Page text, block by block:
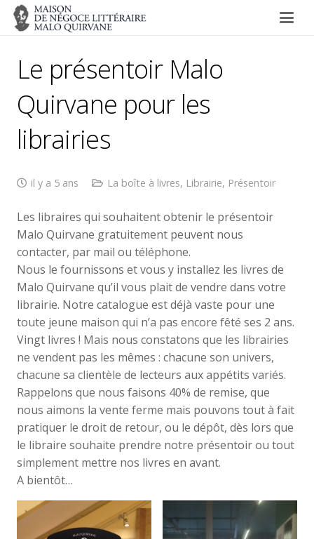
Le présentoir Malo
Quirvane pour les
librairies
il y a 5 ans La boîte à livres, Librairie, Présentoir
Les libraires qui souhaitent obtenir le présentoir
Malo Quirvane gratuitement peuvent nous
contacter, par mail ou téléphone.
Nous le fournissons et vous y installez les livres de
Malo Quirvane qu’il vous plait de vendre dans votre
librairie. Notre catalogue est déjà vaste pour une
toute jeune maison qui n’a pas encore fêté ses 2 ans.
Vingt livres ! Mais nous constatons que les librairies
ne vendent pas les mêmes : chacune son univers,
chacune sa clientèle de lecteurs aux appétits variés.
Rappelons que nous faisons 40% de remise, que
nous aimons la vente ferme mais pouvons tout à fait
pratiquer le droit de retour, ou le dépôt, dès lors que
le libraire souhaite prendre notre présentoir ou tout
simplement mettre nos livres en avant.
A bientôt…